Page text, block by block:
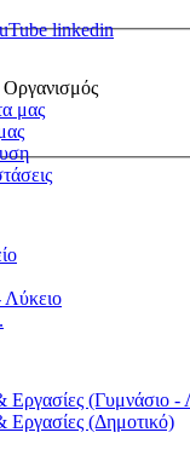
linkedin
Οργανισμός
μας
Λύκειο
Εργασίες (Γυμνάσιο -
Εργασίες (Δημοτικό)